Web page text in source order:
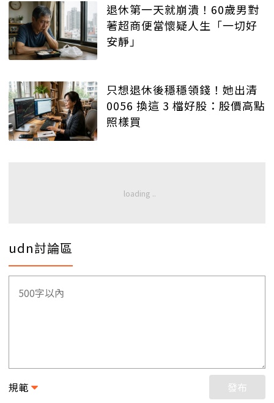
退休第一天就崩潰！60歲男對
著超商便當懷疑人生「一切好
安靜」
只想退休後穩穩領錢！她出清
0056 換這 3 檔好股：股價高點
照樣買
udn討論區
規範 發布